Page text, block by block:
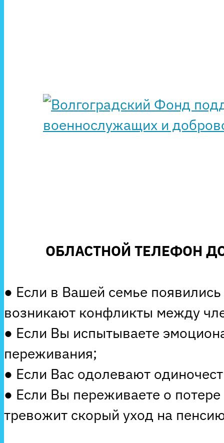
ОБЛАСТНОЙ ТЕЛЕФОН
● Если в Вашей семье
возникают конфликты между
● Если Вы испытываете
переживания;
● Если Вас одолевают
● Если Вы переживаете о
тревожит скорый уход на